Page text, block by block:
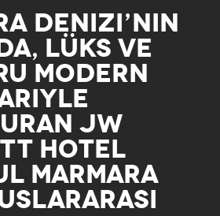
DENIZI’NIN
LÜKS VE
MODERN
JW
HOTEL
MARMARA